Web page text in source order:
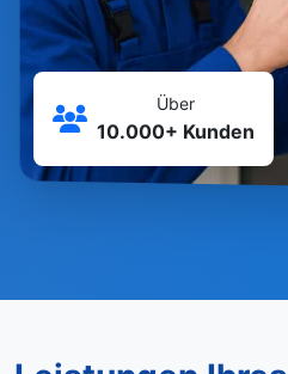
Über
10.000+ Kunden